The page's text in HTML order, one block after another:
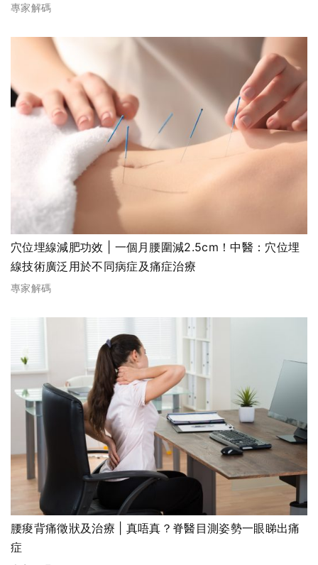
專家解碼
穴位埋線減肥功效 | 一個月腰圍減2.5cm！中醫：穴位埋
線技術廣泛用於不同病症及痛症治療
專家解碼
腰痠背痛徵狀及治療 | 真唔真？脊醫目測姿勢一眼睇出痛
症